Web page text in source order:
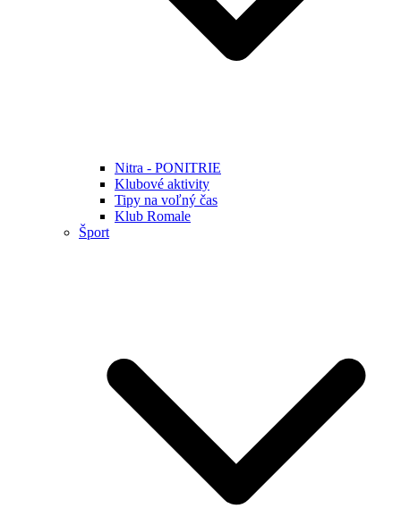
Nitra - PONITRIE
Klubové aktivity
Tipy na voľný čas
Klub Romale
Šport